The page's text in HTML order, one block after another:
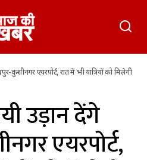
कुशीनगर एयरपोर्ट, रात में भी यात्रियों को मिलेगी
उड़ान देंगे
एयरपोर्ट,